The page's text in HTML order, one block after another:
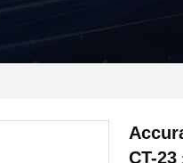
CT-